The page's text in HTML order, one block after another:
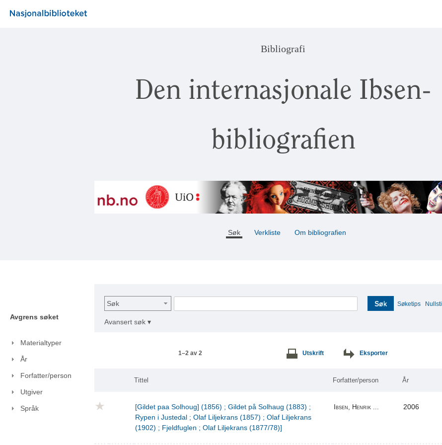
Bibliografi
Den internasjonale Ibsen-
bibliografien
Søk Verkliste Om bibliografien
Avgrens søket
Materialtyper
År
Forfatter/person
Utgiver
Språk
Søk Søk Søketips Nullstill
Avansert søk ▾
1–2 av 2 Utskrift Eksporter
Tittel Forfatter/person År
[Gildet paa Solhoug] (1856) ; Gildet på Solhaug (1883) ;
Rypen i Justedal ; Olaf Liljekrans (1857) ; Olaf Liljekrans
(1902) ; Fjeldfuglen ; Olaf Liljekrans (1877/78)]
Ibsen, Henrik ... 2006